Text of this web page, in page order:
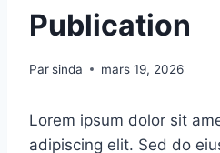
Publication
Parsinda mars 19, 2026
Lorem ipsum dolor sit
adipiscing elit. Sed do